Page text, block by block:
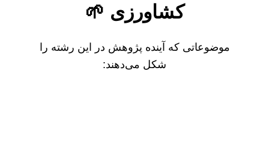
کشاورزی 🌱
موضوعاتی که آینده پژوهش در این رشته را
شکل می‌دهند: